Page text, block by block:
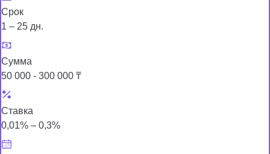
Срок
1 – 25 дн.
Сумма
50 000 - 300 000 ₸
Ставка
0,01% – 0,3%